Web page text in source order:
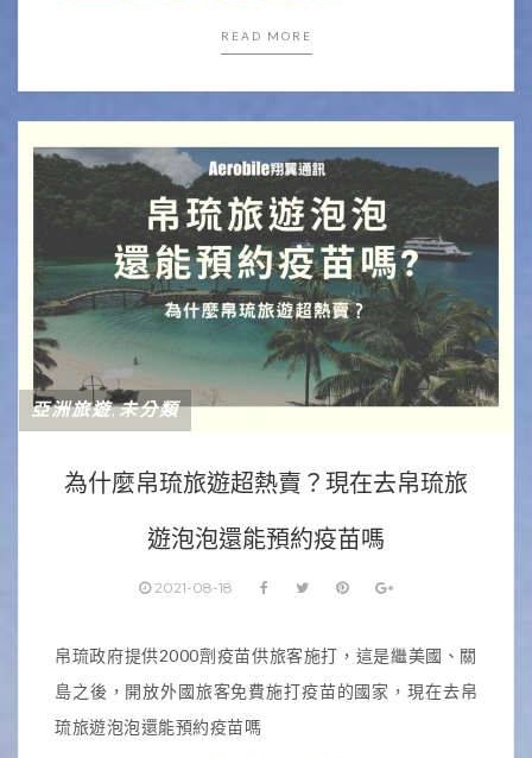
READ MORE
亞洲旅遊,未分類
為什麼帛琉旅遊超熱賣？現在去帛琉旅
遊泡泡還能預約疫苗嗎
2021-08-18
帛琉政府提供2000劑疫苗供旅客施打，這是繼美國、關
島之後，開放外國旅客免費施打疫苗的國家，現在去帛
琉旅遊泡泡還能預約疫苗嗎